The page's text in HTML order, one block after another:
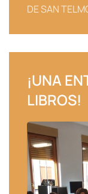
DE SAN
¡UNA
LIBROS!